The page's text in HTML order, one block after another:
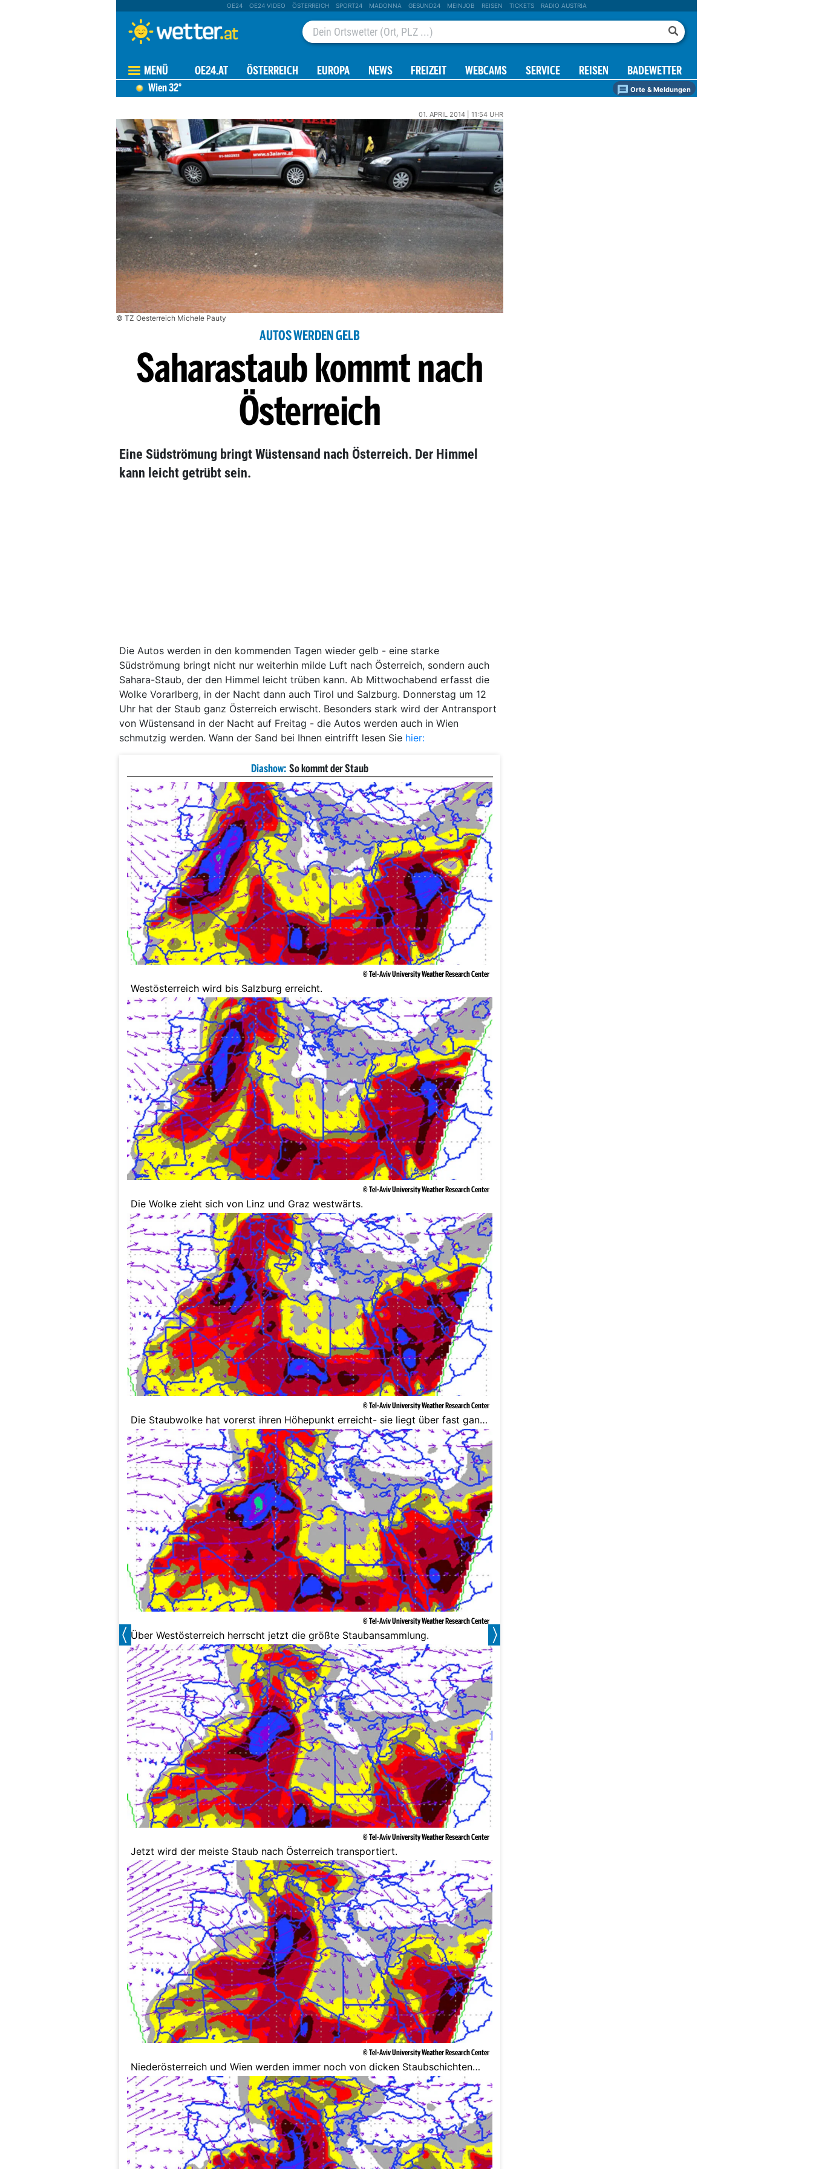
OE24 OE24 VIDEO ÖSTERREICH SPORT24 MADONNA GESUND24 MEINJOB REISEN TICKETS RADIO AUSTRIA
MENÜ OE24.AT ÖSTERREICH EUROPA NEWS FREIZEIT WEBCAMS SERVICE REISEN BADEWETTER
Wien32° Orte & Meldungen
01. APRIL 2014 | 11:54 UHR
© TZ Oesterreich Michele Pauty
AUTOS WERDEN GELB
Saharastaub kommt nach
Österreich
Eine Südströmung bringt Wüstensand nach Österreich. Der Himmel
kann leicht getrübt sein.
Die Autos werden in den kommenden Tagen wieder gelb - eine starke
Südströmung bringt nicht nur weiterhin milde Luft nach Österreich, sondern auch
Sahara-Staub, der den Himmel leicht trüben kann. Ab Mittwochabend erfasst die
Wolke Vorarlberg, in der Nacht dann auch Tirol und Salzburg. Donnerstag um 12
Uhr hat der Staub ganz Österreich erwischt. Besonders stark wird der Antransport
von Wüstensand in der Nacht auf Freitag - die Autos werden auch in Wien
schmutzig werden. Wann der Sand bei Ihnen eintrifft lesen Sie hier:
Diashow: So kommt der Staub
© Tel-Aviv University Weather Research Center
Westösterreich wird bis Salzburg erreicht.
© Tel-Aviv University Weather Research Center
Die Wolke zieht sich von Linz und Graz westwärts.
© Tel-Aviv University Weather Research Center
Die Staubwolke hat vorerst ihren Höhepunkt erreicht- sie liegt über fast ganz
Österreich, auch Wien hat sie erwischt.
© Tel-Aviv University Weather Research Center
Über Westösterreich herrscht jetzt die größte Staubansammlung.
© Tel-Aviv University Weather Research Center
Jetzt wird der meiste Staub nach Österreich transportiert.
© Tel-Aviv University Weather Research Center
Niederösterreich und Wien werden immer noch von dicken Staubschichten
bedeckt.